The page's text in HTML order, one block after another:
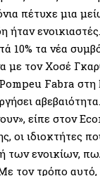
πέτυχε μια
ήταν
10% τα νέα
με τον Χοσέ
Fabra
είπε στον
οι ιδιοκτήτες
των ενοικίων,
τον τρόπο